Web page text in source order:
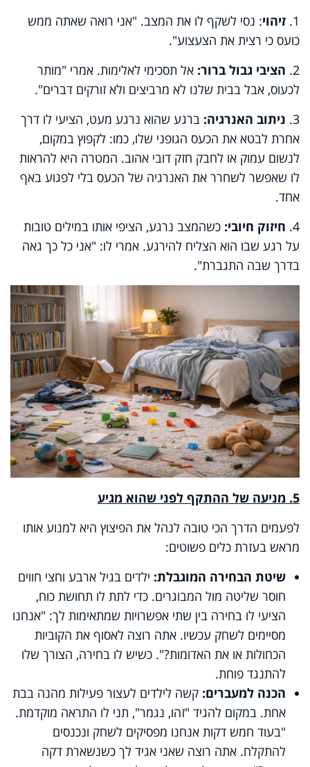
1. זיהוי: נסי לשקף לו את המצב. "אני רואה שאתה ממש
כועס כי רצית את הצעצוע".
2. הציבי גבול ברור: אל תסכימי לאלימות. אמרי "מותר
לכעוס, אבל בבית שלנו לא מרביצים ולא זורקים דברים".
3. ניתוב האנרגיה: ברגע שהוא נרגע מעט, הציעי לו דרך
אחרת לבטא את הכעס הגופני שלו, כמו: לקפוץ במקום,
לנשום עמוק או לחבק חזק דובי אהוב. המטרה היא להראות
לו שאפשר לשחרר את האנרגיה של הכעס בלי לפגוע באף
אחד.
4. חיזוק חיובי: כשהמצב נרגע, הציפי אותו במילים טובות
על רגע שבו הוא הצליח להירגע. אמרי לו: "אני כל כך גאה
בדרך שבה התגברת".
5. מניעה של ההתקף לפני שהוא מגיע
לפעמים הדרך הכי טובה לנהל את הפיצוץ היא למנוע אותו
מראש בעזרת כלים פשוטים:
שיטת הבחירה המוגבלת: ילדים בגיל ארבע וחצי חווים
חוסר שליטה מול המבוגרים. כדי לתת לו תחושת כוח,
הציעי לו בחירה בין שתי אפשרויות שמתאימות לך: "אנחנו
מסיימים לשחק עכשיו. אתה רוצה לאסוף את הקוביות
הכחולות או את האדומות?". כשיש לו בחירה, הצורך שלו
להתנגד פוחת.
הכנה למעברים: קשה לילדים לעצור פעילות מהנה בבת
אחת. במקום להגיד "זהו, נגמר", תני לו התראה מוקדמת.
"בעוד חמש דקות אנחנו מפסיקים לשחק ונכנסים
להתקלח. אתה רוצה שאני אגיד לך כשנשארת דקה